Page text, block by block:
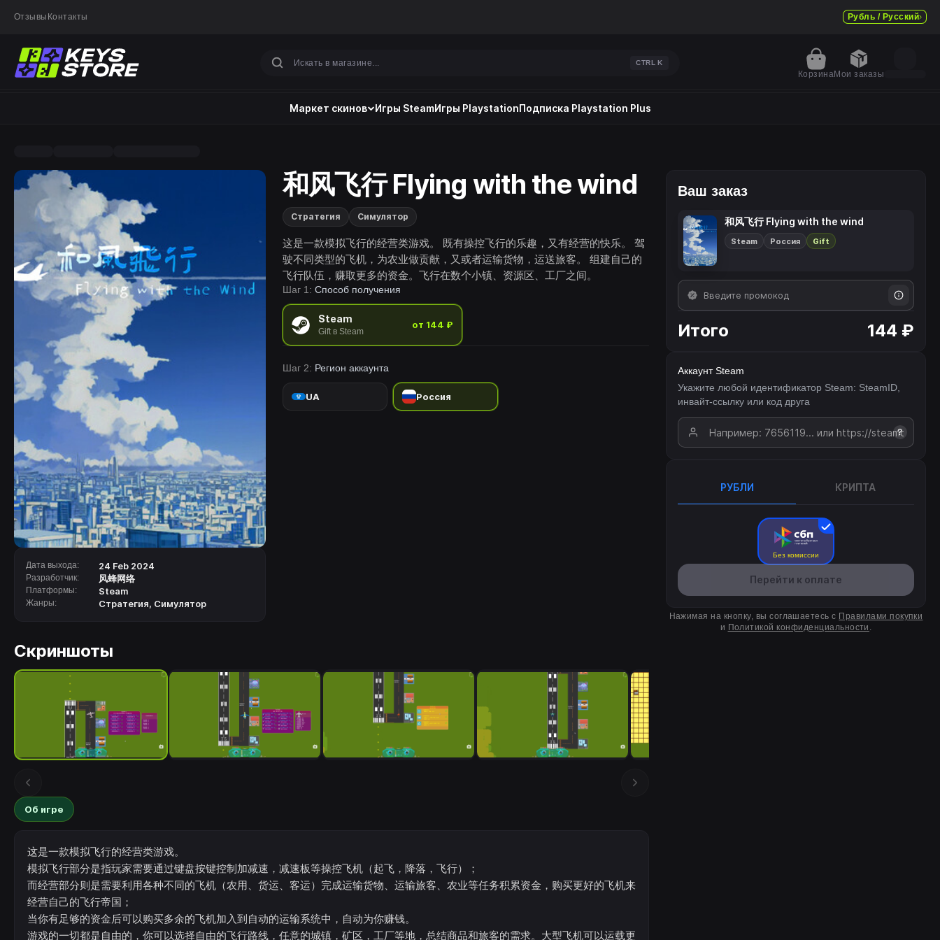
Отзывы Контакты Рубль / Русский
CTRL K
КорзинаМои заказы
Маркет скинов Игры SteamИгры PlaystationПодписка Playstation Plus
Дата выхода: 24 Feb 2024
Разработчик: 风蜂网络
Платформы: Steam
Жанры: Стратегия, Симулятор
和风飞行 Flying with the wind
Стратегия Симулятор
这是一款模拟飞行的经营类游戏。 既有操控飞行的乐趣，又有经营的快乐。 驾
驶不同类型的飞机，为农业做贡献，又或者运输货物，运送旅客。 组建自己的
飞行队伍，赚取更多的资金。飞行在数个小镇、资源区、工厂之间。
Шаг 1: Способ получения
Steam
Gift в Steam
от 144 ₽
Шаг 2: Регион аккаунта
UA Россия
Ваш заказ
和风飞行 Flying with the wind
Steam Россия Gift
Итого 144 ₽
Аккаунт Steam
Укажите любой идентификатор Steam: SteamID,
инвайт-ссылку или код друга
?
РУБЛИ КРИПТА
Без комиссии
Перейти к оплате
Нажимая на кнопку, вы соглашаетесь с Правилами покупки
и Политикой конфиденциальности .
Скриншоты
Об игре
这是一款模拟飞行的经营类游戏。
模拟飞行部分是指玩家需要通过键盘按键控制加减速，减速板等操控飞机（起飞，降落，飞行）；
而经营部分则是需要利用各种不同的飞机（农用、货运、客运）完成运输货物、运输旅客、农业等任务积累资金，购买更好的飞机来
经营自己的飞行帝国；
当你有足够的资金后可以购买多余的飞机加入到自动的运输系统中，自动为你赚钱。
游戏的一切都是自由的，你可以选择自由的飞行路线，任意的城镇，矿区，工厂等地，总结商品和旅客的需求。大型飞机可以运载更